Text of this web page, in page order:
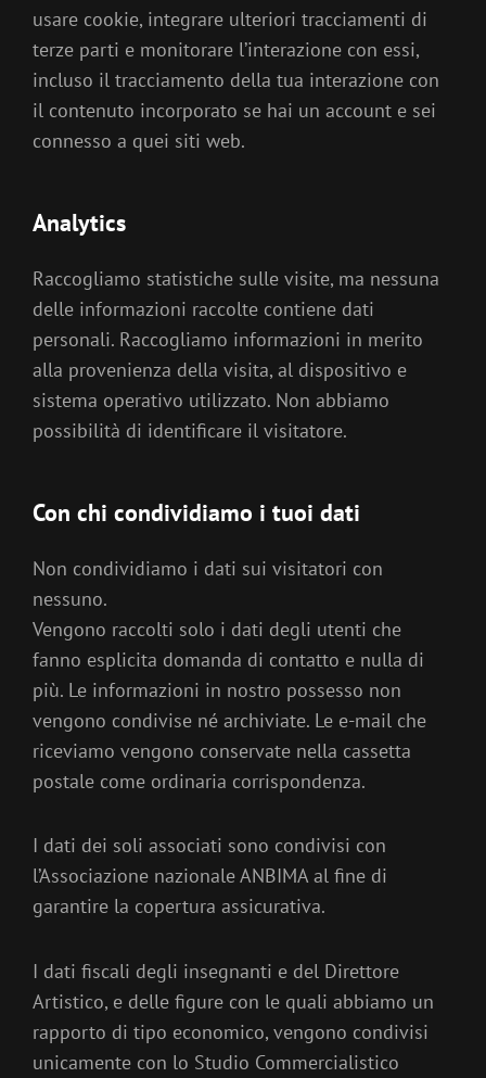
usare cookie, integrare ulteriori tracciamenti di
terze parti e monitorare l’interazione con essi,
incluso il tracciamento della tua interazione con
il contenuto incorporato se hai un account e sei
connesso a quei siti web.
Analytics
Raccogliamo statistiche sulle visite, ma nessuna
delle informazioni raccolte contiene dati
personali. Raccogliamo informazioni in merito
alla provenienza della visita, al dispositivo e
sistema operativo utilizzato. Non abbiamo
possibilità di identificare il visitatore.
Con chi condividiamo i tuoi dati
Non condividiamo i dati sui visitatori con
nessuno.
Vengono raccolti solo i dati degli utenti che
fanno esplicita domanda di contatto e nulla di
più. Le informazioni in nostro possesso non
vengono condivise né archiviate. Le e-mail che
riceviamo vengono conservate nella cassetta
postale come ordinaria corrispondenza.
I dati dei soli associati sono condivisi con
l’Associazione nazionale ANBIMA al fine di
garantire la copertura assicurativa.
I dati fiscali degli insegnanti e del Direttore
Artistico, e delle figure con le quali abbiamo un
rapporto di tipo economico, vengono condivisi
unicamente con lo Studio Commercialistico